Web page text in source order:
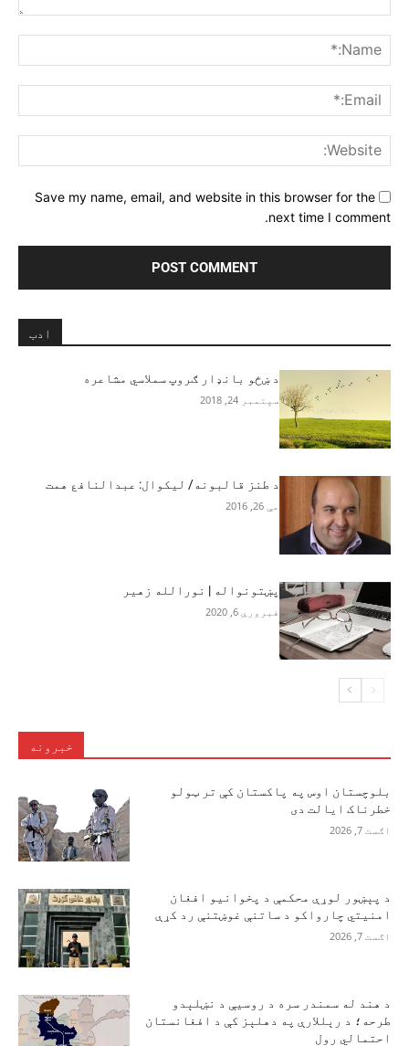
Save my name, email, and website in this browser for the
next time I comment.
ادب
د ښځو بانډار ګروپ سملاسي مشاعره
سپتمبر 24, 2018
د طنز قالبونه/ ليکوال: عبدالنافع همت
مې 26, 2016
پښتونواله | نورالله زهير
فبروري 6, 2020
خبرونه
بلوچستان اوس په پاکستان کې تر ټولو
خطرناک ایالت دی
اګست 7, 2026
د پېښور لوړې محکمې د پخوانیو افغان
امنیتي چارواکو د ساتنې غوښتنې رد کړې
اګست 7, 2026
د هند له سمندر سره د روسیې د نښلېدو
طرحه؛ د رېللارې په دهلېز کې د افغانستان
احتمالي رول